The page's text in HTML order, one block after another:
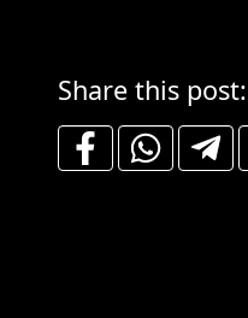
Share this post: